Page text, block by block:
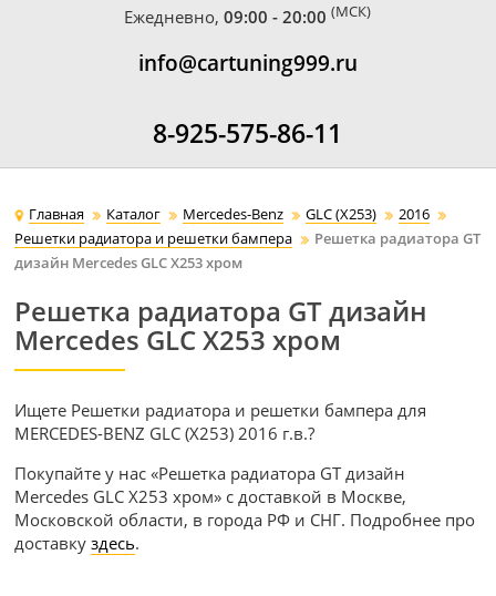
Ежедневно,09:00 - 20:00 (МСК)
info@cartuning999.ru
8-925-575-86-11
Главная Каталог Mercedes-Benz GLC (X253)
2016
Решетки радиатора и решетки бампера
Решетка радиатора GT
дизайн Mercedes GLC X253 хром
Решетка радиатора GT дизайн
Mercedes GLC X253 хром
Ищете Решетки радиатора и решетки бампера для
MERCEDES-BENZ GLC (X253) 2016 г.в.?
Покупайте у нас «Решетка радиатора GT дизайн
Mercedes GLC X253 хром» с доставкой в Москве,
Московской области, в города РФ и СНГ. Подробнее про
доставкуздесь.